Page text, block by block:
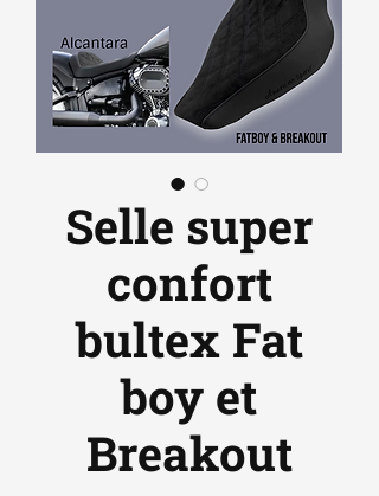
Selle super
confort
bultex Fat
boy et
Breakout